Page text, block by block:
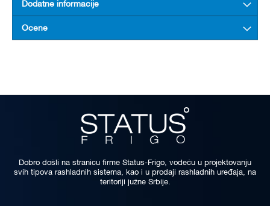
Dodatne informacije
Ocene
Dobro došli na stranicu firme Status-Frigo, vodeću u projektovanju
svih tipova rashladnih sistema, kao i u prodaji rashladnih uređaja, na
teritoriji južne Srbije.